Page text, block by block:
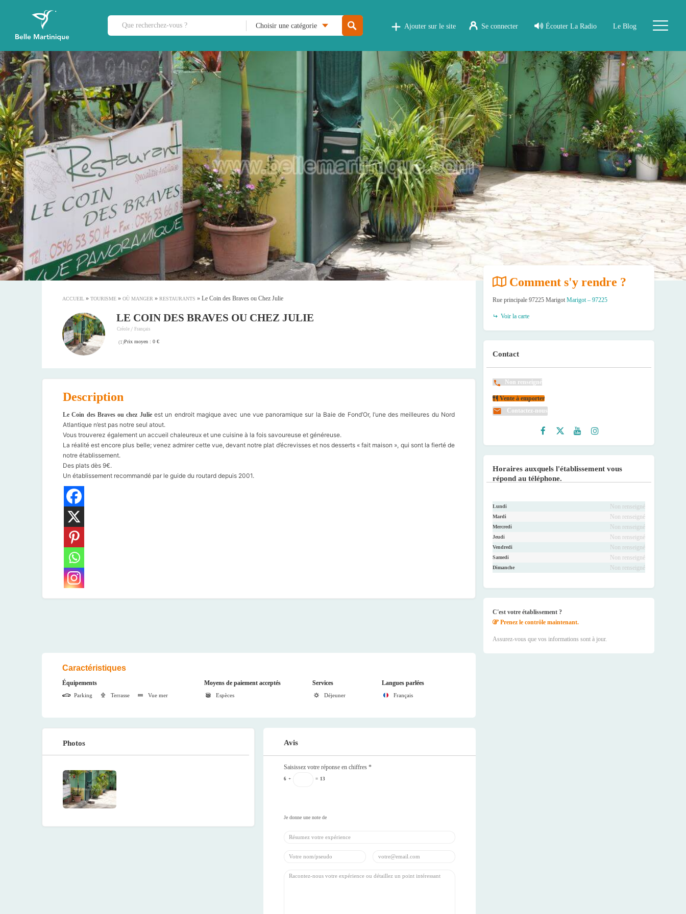
Choisir une catégorie Ajouter sur le site Se connecter Écouter La Radio Le Blog
ACCUEIL » TOURISME » OÙ MANGER » RESTAURANTS » Le Coin des Braves ou Chez Julie
LE COIN DES BRAVES OU CHEZ JULIE
Créole /Français
(1)Prix moyen : 0 €
Description
Le Coin des Braves ou chez Julieest un endroit magique avec une vue panoramique sur la Baie de Fond’Or, l’une des meilleures du Nord
Atlantique n’est pas notre seul atout.
Vous trouverez également un accueil chaleureux et une cuisine à la fois savoureuse et généreuse.
La réalité est encore plus belle; venez admirer cette vue, devant notre plat d’écrevisses et nos desserts « fait maison », qui sont la fierté de
notre établissement.
Des plats dès 9€.
Un établissement recommandé par le guide du routard depuis 2001.
Caractéristiques
Équipements
Parking Terrasse Vue mer
Moyens de paiement acceptés
Espèces
Services
Déjeuner
Langues parlées
Français
Photos Avis
Saisissez votre réponse en chiffres*
6 + = 13
Comment s'y rendre ?
Rue principale 97225 Marigot Marigot – 97225
Voir la carte
Contact
Non renseigné
Vente à emporter
Contactez-nous
Horaires auxquels l'établissement vous
répond au téléphone.
Lundi Non renseigné
Mardi Non renseigné
Mercredi Non renseigné
Jeudi Non renseigné
Vendredi Non renseigné
Samedi Non renseigné
Dimanche Non renseigné
C'est votre établissement ?
Prenez le contrôle maintenant.
Assurez-vous que vos informations sont à jour.